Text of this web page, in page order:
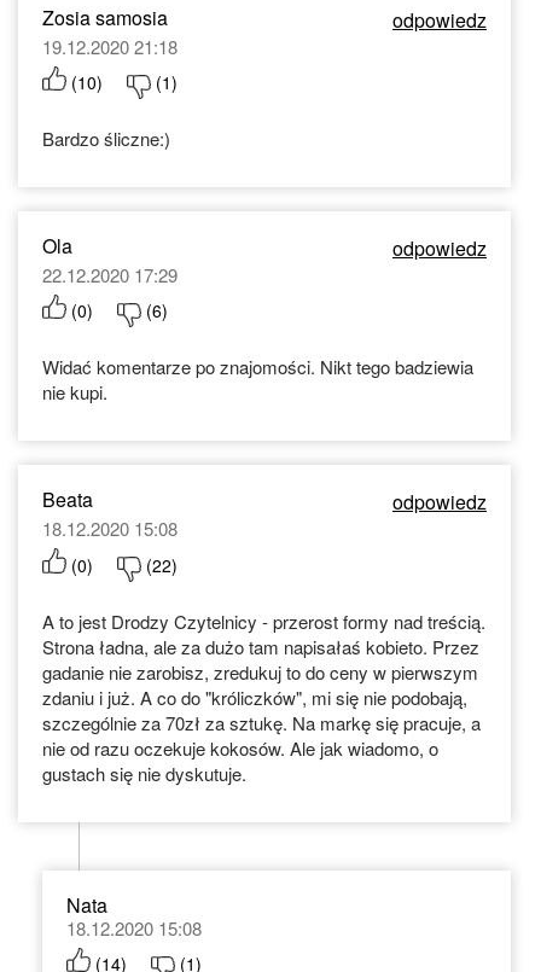
Zosia samosia odpowiedz
19.12.2020 21:18
(10) (1)
Bardzo śliczne:)
Ola odpowiedz
22.12.2020 17:29
(0) (6)
Widać komentarze po znajomości. Nikt tego badziewia
nie kupi.
Beata odpowiedz
18.12.2020 15:08
(0) (22)
A to jest Drodzy Czytelnicy - przerost formy nad treścią.
Strona ładna, ale za dużo tam napisałaś kobieto. Przez
gadanie nie zarobisz, zredukuj to do ceny w pierwszym
zdaniu i już. A co do "króliczków", mi się nie podobają,
szczególnie za 70zł za sztukę. Na markę się pracuje, a
nie od razu oczekuje kokosów. Ale jak wiadomo, o
gustach się nie dyskutuje.
Nata
18.12.2020 15:08
(14) (1)